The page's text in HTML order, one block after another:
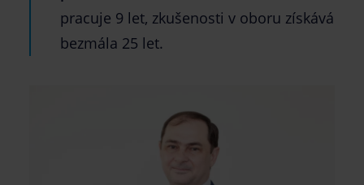
pracuje 9 let, zkušenosti v oboru získává
bezmála 25 let.